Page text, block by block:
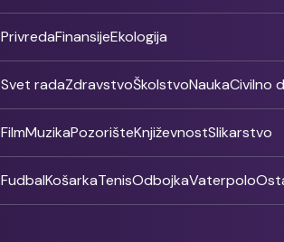
PrivredaFinansijeEkologija
Svet radaZdravstvoŠkolstvoNaukaCivilno
FilmMuzikaPozorišteKnjiževnostSlikarstvo
FudbalKošarkaTenisOdbojkaVaterpolo